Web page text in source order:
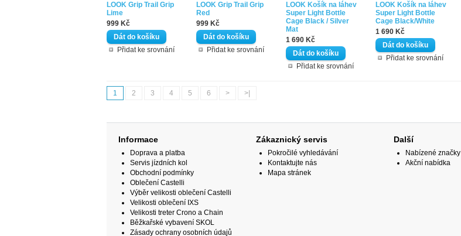
LOOK Grip Trail Grip
Lime
999 Kč
Přidat ke srovnání
LOOK Grip Trail Grip
Red
999 Kč
Přidat ke srovnání
LOOK Košík na láhev
Super Light Bottle
Cage Black / Silver
Mat
1 690 Kč
Přidat ke srovnání
LOOK Košík na láhev
Super Light Bottle
Cage Black/White
1 690 Kč
Přidat ke srovnání
1 2 3 4 5 6 > >|
Informace
Doprava a platba
Servis jízdních kol
Obchodní podmínky
Oblečení Castelli
Výběr velikosti oblečení Castelli
Velikosti oblečení IXS
Velikosti treter Crono a Chain
Běžkařské vybavení SKOL
Zásady ochrany osobních údajů
Zákaznický servis
Pokročilé vyhledávání
Kontaktujte nás
Mapa stránek
Další
Nabízené značky
Akční nabídka